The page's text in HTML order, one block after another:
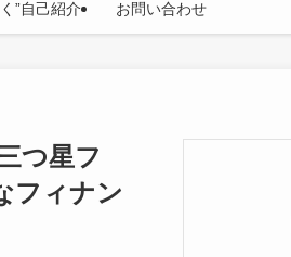
”自己紹介 お問い合わせ
つ星フ
フィナン